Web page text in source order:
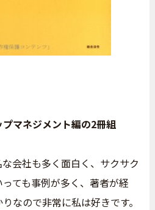
マネジメント編の2冊組
な会社も多く面白く、サクサク
ても事例が多く、著者が経
なので非常に私は好きです。